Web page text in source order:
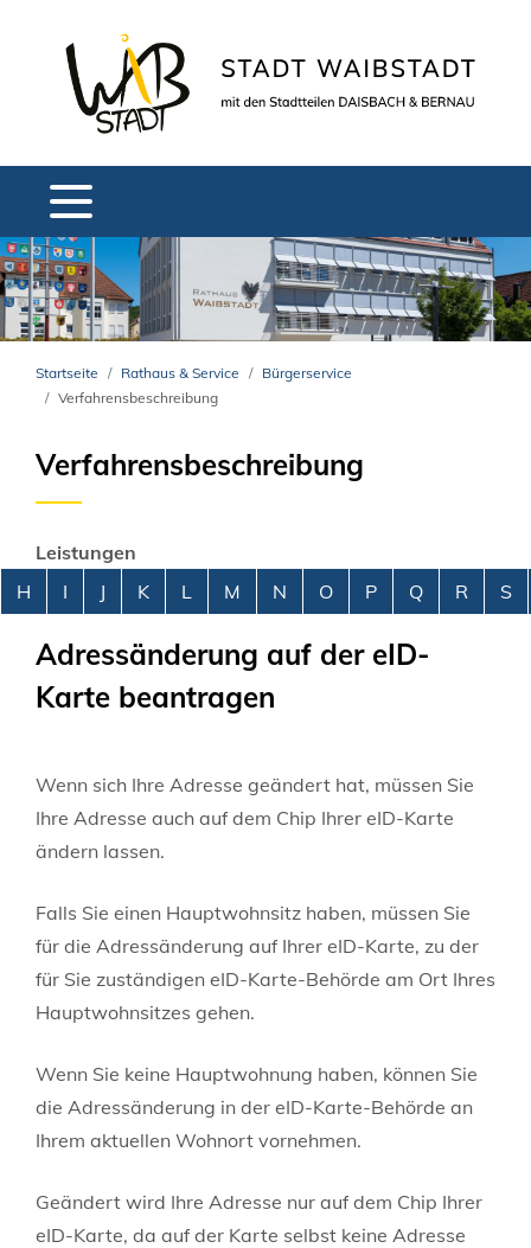
Startseite Rathaus & Service
Bürgerservice
Verfahrensbeschreibung
Verfahrensbeschreibung
Leistungen
Alphabetisches Register überspringen
H I J K L M N O P Q R S
Adressänderung auf der eID-
Karte beantragen
Wenn sich Ihre Adresse geändert hat, müssen Sie
Ihre Adresse auch auf dem Chip Ihrer eID-Karte
ändern lassen.
Falls Sie einen Hauptwohnsitz haben, müssen Sie
für die Adressänderung auf Ihrer eID-Karte, zu der
für Sie zuständigen eID-Karte-Behörde am Ort Ihres
Hauptwohnsitzes gehen.
Wenn Sie keine Hauptwohnung haben, können Sie
die Adressänderung in der eID-Karte-Behörde an
Ihrem aktuellen Wohnort vornehmen.
Geändert wird Ihre Adresse nur auf dem Chip Ihrer
eID-Karte, da auf der Karte selbst keine Adresse